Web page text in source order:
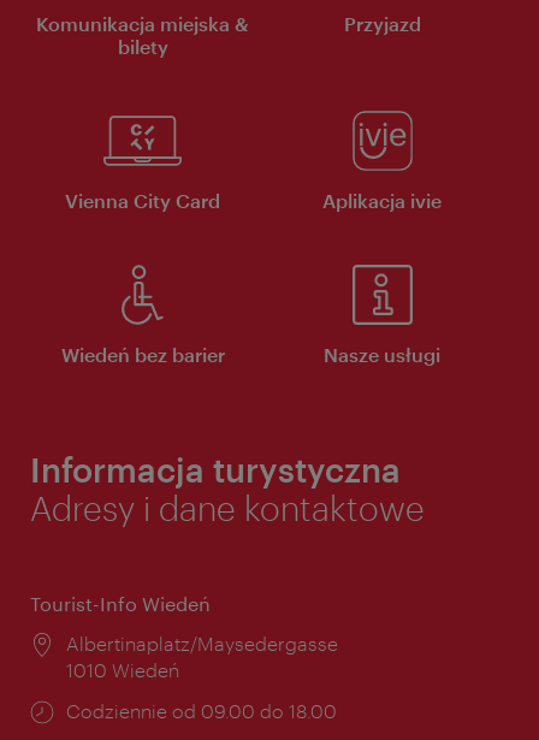
Komunikacja miejska &
bilety
Przyjazd
Vienna City Card Aplikacja ivie
Wiedeń bez barier Nasze usługi
Informacja turystyczna
Adresy i dane kontaktowe
Tourist-Info Wiedeń
Miejsce:
Albertinaplatz/Maysedergasse
1010 Wiedeń
Godziny
Codziennie od 09.00 do 18.00